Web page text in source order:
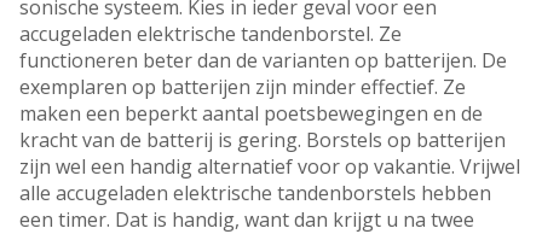
sonische systeem. Kies in ieder geval voor een
accugeladen elektrische tandenborstel. Ze
functioneren beter dan de varianten op batterijen. De
exemplaren op batterijen zijn minder effectief. Ze
maken een beperkt aantal poetsbewegingen en de
kracht van de batterij is gering. Borstels op batterijen
zijn wel een handig alternatief voor op vakantie. Vrijwel
alle accugeladen elektrische tandenborstels hebben
een timer. Dat is handig, want dan krijgt u na twee